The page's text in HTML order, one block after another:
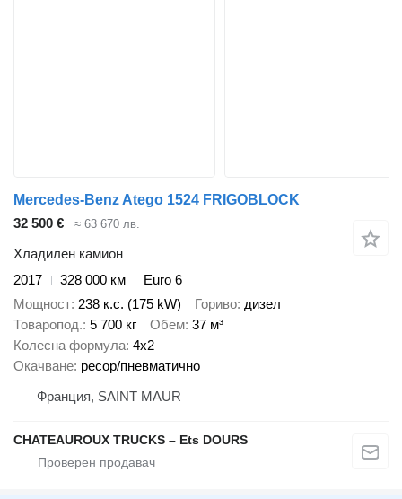
Mercedes-Benz Atego 1524 FRIGOBLOCK
32 500 €
≈ 63 670 лв.
Хладилен камион
2017
328 000 км
Euro 6
Мощност 238 к.с. (175 kW) Гориво дизел
Товаропод. 5 700 кг Обем 37 м³
Колесна формула 4x2
Окачване ресор/пневматично
Франция, SAINT MAUR
CHATEAUROUX TRUCKS – Ets DOURS